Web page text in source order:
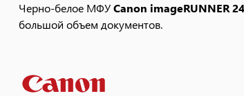
Черно-белое МФУCanon imageRUNNER
большой объем документов.